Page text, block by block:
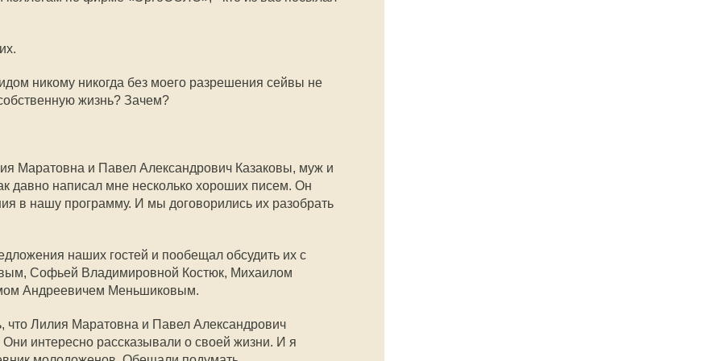
никому никогда без моего разрешения сейвы не
жизнь? Зачем?
Маратовна и Павел Александрович Казаковы, муж и
давно написал мне несколько хороших писем. Он
в нашу программу. И мы договорились их разобрать
наших гостей и пообещал обсудить их с
Софьей Владимировной Костюк, Михаилом
Андреевичем Меньшиковым.
что Лилия Маратовна и Павел Александрович
интересно рассказывали о своей жизни. И я